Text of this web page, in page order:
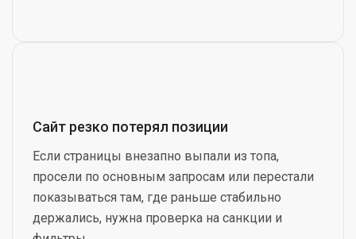
Сайт резко потерял позиции
Если страницы внезапно выпали из топа,
просели по основным запросам или перестали
показываться там, где раньше стабильно
держались, нужна проверка на санкции и